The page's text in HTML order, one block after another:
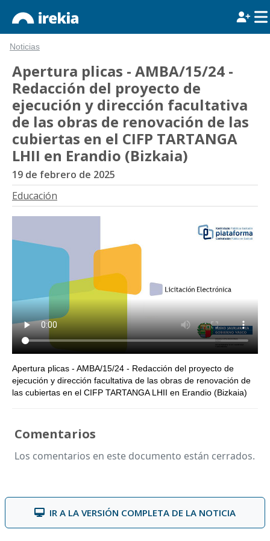
Noticias
Apertura plicas - AMBA/15/24 -
Redacción del proyecto de
ejecución y dirección facultativa
de las obras de renovación de las
cubiertas en el CIFP TARTANGA
LHII en Erandio (Bizkaia)
19 de febrero de 2025
Educación
Apertura plicas - AMBA/15/24 - Redacción del proyecto de
ejecución y dirección facultativa de las obras de renovación de
las cubiertas en el CIFP TARTANGA LHII en Erandio (Bizkaia)
Comentarios
Los comentarios en este documento están cerrados.
IR A LA VERSIÓN COMPLETA DE LA NOTICIA